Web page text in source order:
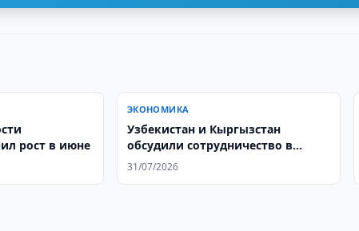
рост в июне
ЭКОНОМИКА
Узбекистан и Кыргызстан
обсудили сотрудничество в
фармацевтике
31/07/2026